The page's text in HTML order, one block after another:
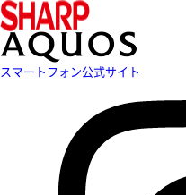
スマートフォン公式サイト